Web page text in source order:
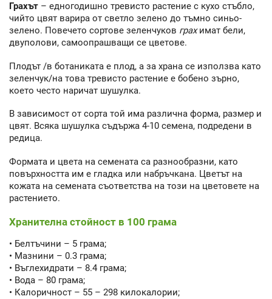
Грахът – едногодишно тревисто растение с кухо стъбло,
чийто цвят варира от светло зелено до тъмно синьо-
зелено. Повечето сортове зеленчуков грахимат бели,
двуполови, самоопрашващи се цветове.
Плодът /в ботаниката е плод, а за храна се използва като
зеленчук/на това тревисто растение е бобено зърно,
което често наричат шушулка.
В зависимост от сорта той има различна форма, размер и
цвят. Всяка шушулка съдържа 4-10 семена, подредени в
редица.
Формата и цвета на семената са разнообразни, като
повърхността им е гладка или набръчкана. Цветът на
кожата на семената съответства на този на цветовете на
растението.
Хранителна стойност в 100 грама
• Белтъчини – 5 грама;
• Мазнини – 0.3 грама;
• Въглехидрати – 8.4 грама;
• Вода – 80 грама;
• Калоричност – 55 – 298 килокалории;